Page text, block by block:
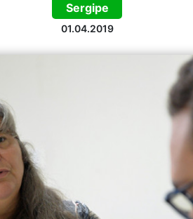
Sergipe
01.04.2019